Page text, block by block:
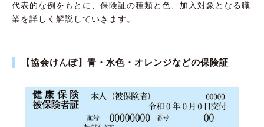
代表的な例をもとに、保険証の種類と色、加入対象となる職
業を詳しく解説していきます。
【協会けんぽ】青・水色・オレンジなどの保険証